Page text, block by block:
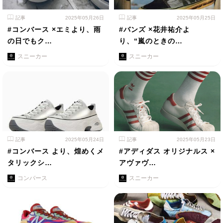
記事 2025年05月26日
#コンバース ×エミより、雨
の日でもク…
スニーカー
記事 2025年05月25日
#バンズ ×花井祐介よ
り、“嵐のときの…
スニーカー
記事 2025年05月24日
#コンバース より、煌めくメ
タリックシ…
コンバース
記事 2025年05月23日
#アディダス オリジナルス ×
アヴァヴ…
スニーカー